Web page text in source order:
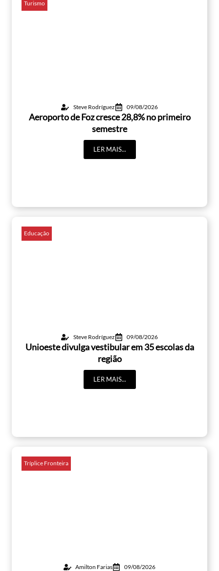
Turismo
Steve Rodríguez 09/08/2026
Aeroporto de Foz cresce 28,8% no primeiro
semestre
LER MAIS...
Educação
Steve Rodríguez 09/08/2026
Unioeste divulga vestibular em 35 escolas da
região
LER MAIS...
Tríplice Fronteira
Amilton Farias 09/08/2026